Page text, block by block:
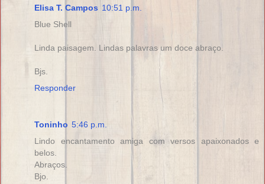
Elisa T. Campos 10:51 p.m.
Blue Shell
Linda paisagem. Lindas palavras um doce abraço.
Bjs.
Responder
Toninho 5:46 p.m.
Lindo encantamento amiga com versos apaixonados e
belos.
Abraços.
Bjo.